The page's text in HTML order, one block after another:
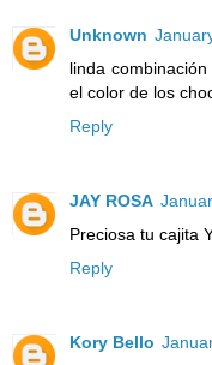
Unknown
linda
el color de los
Reply
JAY ROSA
Preciosa tu cajita
Reply
Kory Bello